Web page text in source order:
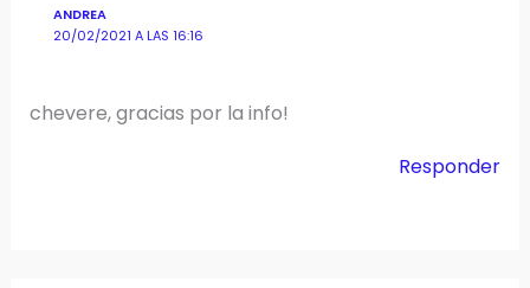
ANDREA
20/02/2021 A LAS 16:16
chevere, gracias por la info!
Responder